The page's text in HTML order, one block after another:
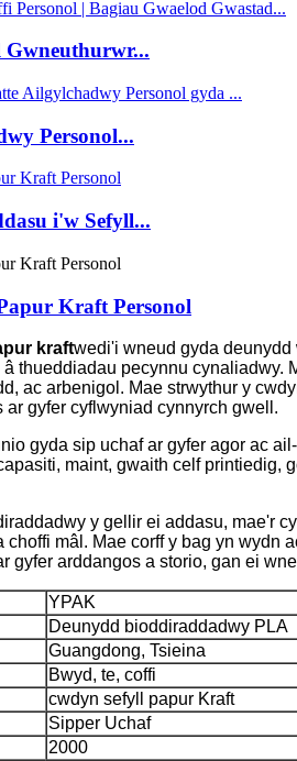
Gwneuthurwr...
Personol...
i'w Sefyll...
Kraft Personol
kraftwedi'i wneud gyda
thueddiadau pecynnu cynaliadwy.
ac arbenigol. Mae strwythur y
gyfer cyflwyniad cynnyrch gwell.
gyda sip uchaf ar gyfer agor ac
maint, gwaith celf printiedig,
y gellir ei addasu, mae'r
choffi mâl. Mae corff y bag yn wydn
gyfer arddangos a storio, gan ei
YPAK
Deunydd bioddiraddadwy PLA
Guangdong, Tsieina
Bwyd, te, coffi
cwdyn sefyll papur Kraft
Sipper Uchaf
2000